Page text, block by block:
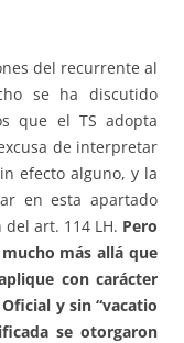
del recurrente al
se ha discutido
que el TS adopta
de interpretar
efecto alguno, y la
en esta apartado
del art. 114 LH. Pero
más allá que
con carácter
y sin “vacatio
se otorgaron